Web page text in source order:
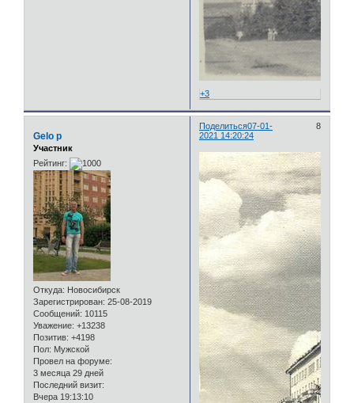
+3
Поделиться 8
07-01-
2021 14:20:24
Gelo p
Участник
Рейтинг:
Откуда: Новосибирск
Зарегистрирован: 25-08-2019
Сообщений: 10115
Уважение: +13238
Позитив: +4198
Пол: Мужской
Провел на форуме:
3 месяца 29 дней
Последний визит:
Вчера 19:13:10